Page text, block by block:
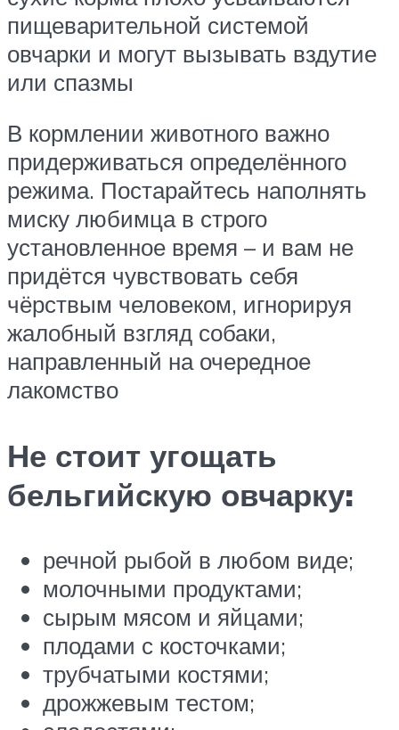
пищеварительной системой
овчарки и могут вызывать вздутие
или спазмы
В кормлении животного важно
придерживаться определённого
режима. Постарайтесь наполнять
миску любимца в строго
установленное время – и вам не
придётся чувствовать себя
чёрствым человеком, игнорируя
жалобный взгляд собаки,
направленный на очередное
лакомство
Не стоит угощать
бельгийскую овчарку:
речной рыбой в любом виде;
молочными продуктами;
сырым мясом и яйцами;
плодами с косточками;
трубчатыми костями;
дрожжевым тестом;